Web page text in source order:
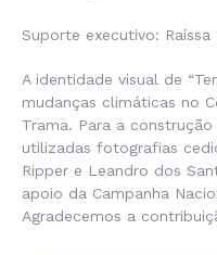
Suporte executivo: Raíssa
A identidade visual de
mudanças climáticas no
Trama. Para a
utilizadas fotografias
Ripper e Leandro dos
apoio da Campanha
Agradecemos a